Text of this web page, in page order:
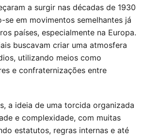
a surgir nas décadas de 1930
se em movimentos semelhantes já
países, especialmente na Europa.
buscavam criar uma atmosfera
utilizando meios como
e confraternizações entre
a ideia de uma torcida organizada
e complexidade, com muitas
estatutos, regras internas e até